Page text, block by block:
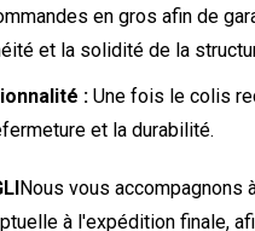
en gros afin de
et la solidité de la
: Une fois le colis
et la durabilité.
Nous vous accompagnons
à l'expédition finale,